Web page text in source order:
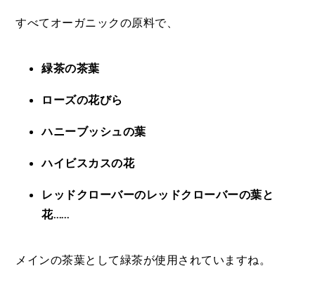
すべてオーガニックの原料で、
緑茶の茶葉
ローズの花びら
ハニーブッシュの葉
ハイビスカスの花
レッドクローバーのレッドクローバーの葉と
花……
メインの茶葉として緑茶が使用されていますね。